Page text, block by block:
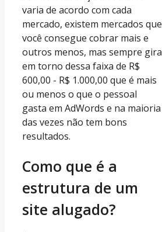
varia de acordo com cada
mercado, existem mercados que
você consegue cobrar mais e
outros menos, mas sempre gira
em torno dessa faixa de R$
600,00 - R$ 1.000,00 que é mais
ou menos o que o pessoal
gasta em AdWords e na maioria
das vezes não tem bons
resultados.
Como que é a
estrutura de um
site alugado?